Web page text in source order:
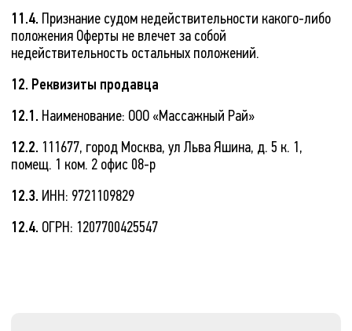
11.4. Признание судом недействительности какого-либо
положения Оферты не влечет за собой
недействительность остальных положений.
12. Реквизиты продавца
12.1. Наименование: ООО «Массажный Рай»
12.2. 111677, город Москва, ул Льва Яшина, д. 5 к. 1,
помещ. 1 ком. 2 офис 08-р
12.3. ИНН: 9721109829
12.4. ОГРН: 1207700425547